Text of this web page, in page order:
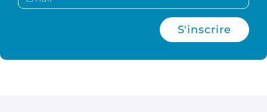
S'inscrire